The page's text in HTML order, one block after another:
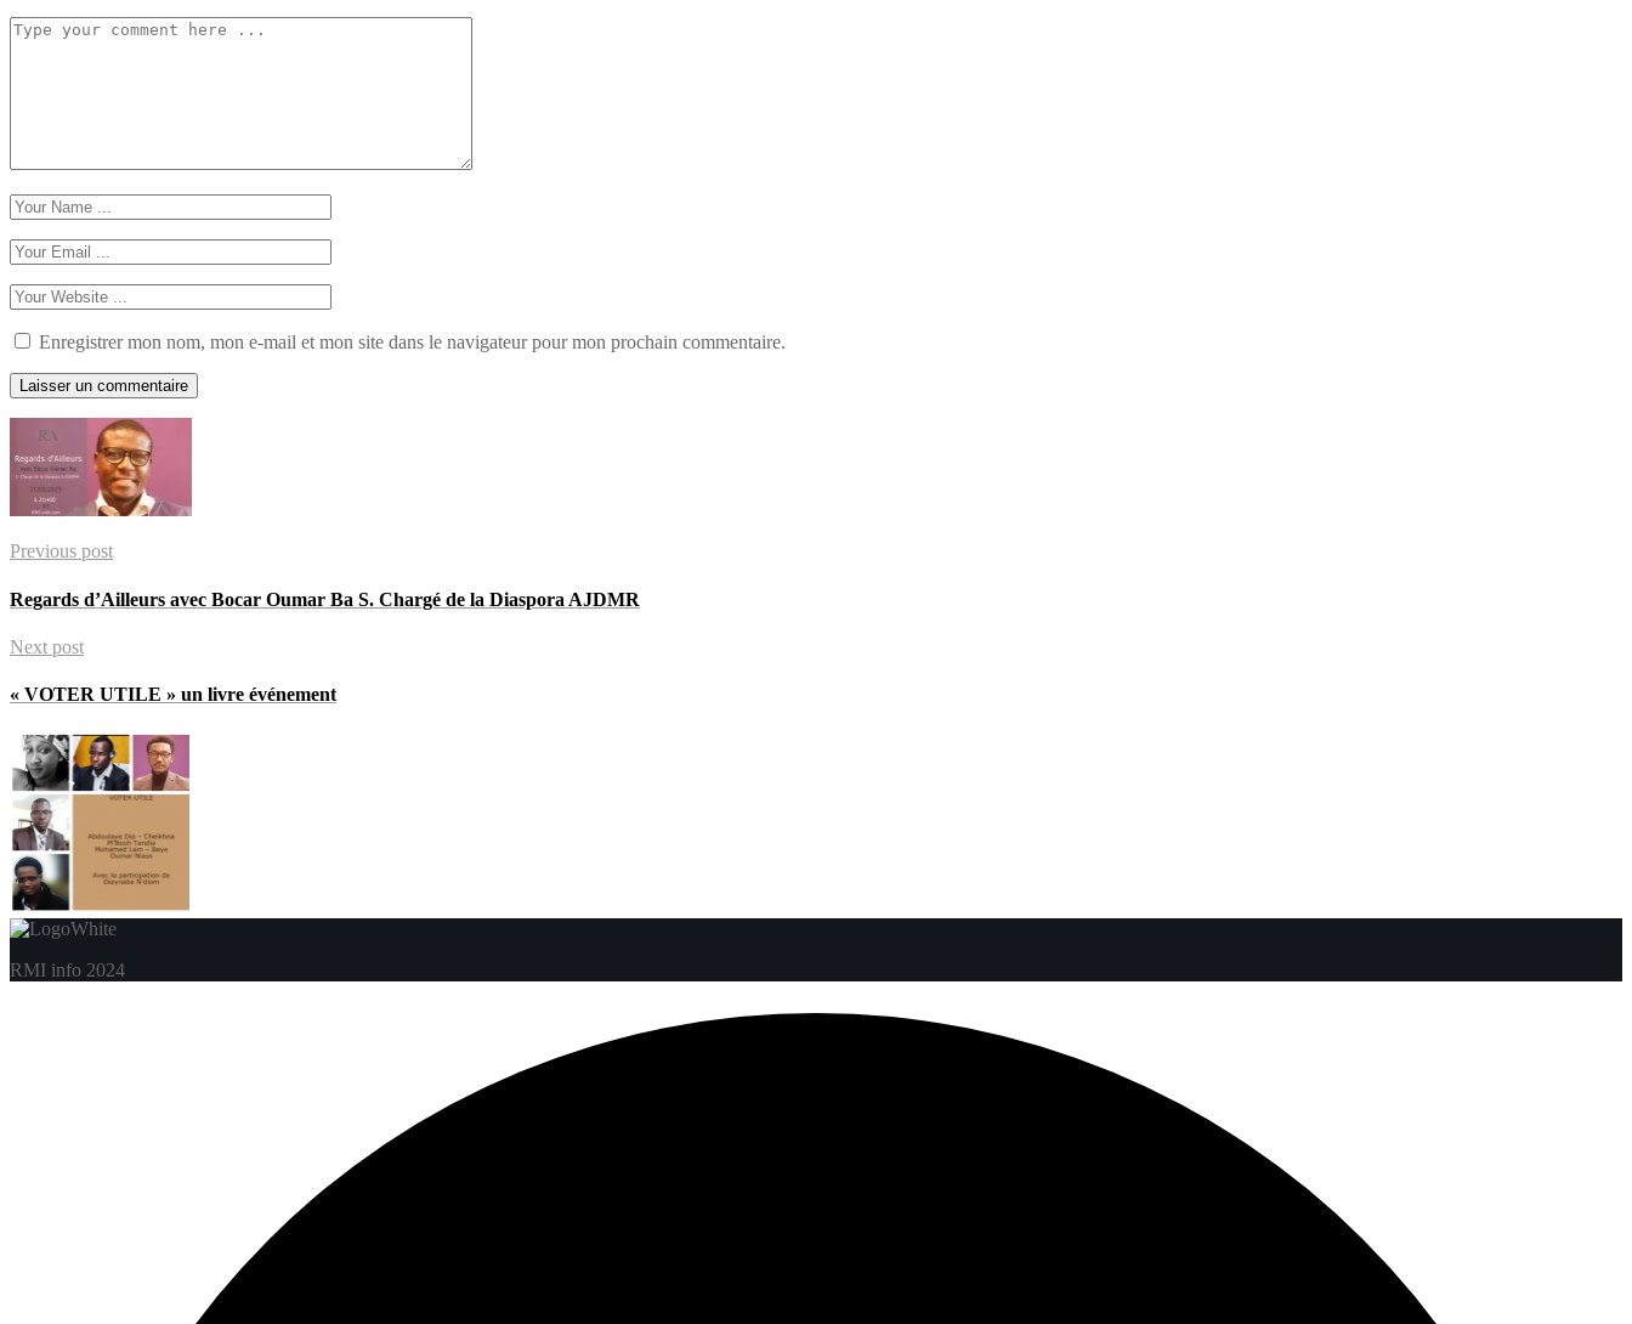
Enregistrer mon nom, mon e-mail et mon site dans le navigateur pour mon prochain commentaire.
Previous post
Regards d’Ailleurs avec Bocar Oumar Ba S. Chargé de la Diaspora AJDMR
Next post
« VOTER UTILE » un livre événement
RMI info 2024